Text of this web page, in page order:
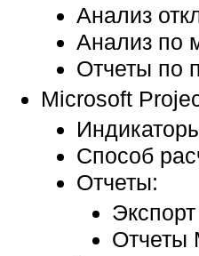
Анализ
Анализ по
Отчеты по
Microsoft
Способ
Отчеты:
Отчеты